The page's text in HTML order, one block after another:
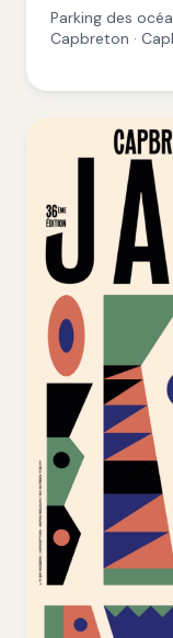
Parking des
Capbreton ·